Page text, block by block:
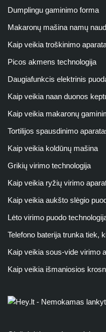
Dumplingu gaminimo forma
Makaronų mašina namų
Kaip veikia troškinimo
Picos akmens technologija
Daugiafunkcis elektrinis
Kaip veikia naan duonos
Kaip veikia makaronų
Tortilijos spausdinimo
Kaip veikia koldūnų mašina
Grikių virimo technologija
Kaip veikia ryžių virimo
Kaip veikia aukšto slėgio
Lėto virimo puodo
Telefono baterija trunka tiek,
Kaip veikia sous-vide virimo
Kaip veikia išmaniosios